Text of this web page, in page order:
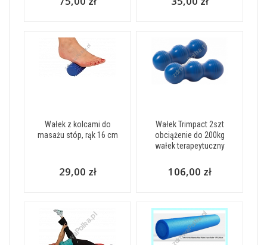
Wałek z kolcami do
masażu stóp, rąk 16 cm
29,00 zł
Wałek Trimpact 2szt
obciążenie do 200kg
wałek terapeytuczny
106,00 zł